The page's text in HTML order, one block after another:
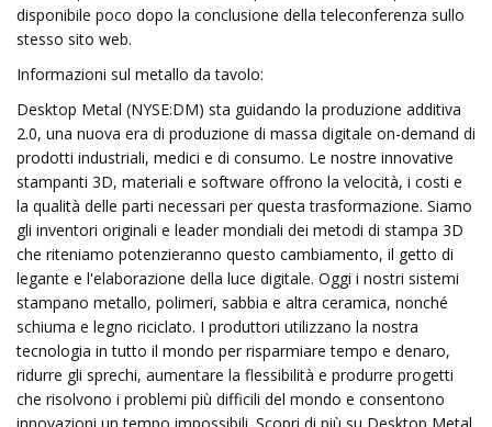
disponibile poco dopo la conclusione della teleconferenza sullo
stesso sito web.
Informazioni sul metallo da tavolo:
Desktop Metal (NYSE:DM) sta guidando la produzione additiva
2.0, una nuova era di produzione di massa digitale on-demand di
prodotti industriali, medici e di consumo. Le nostre innovative
stampanti 3D, materiali e software offrono la velocità, i costi e
la qualità delle parti necessari per questa trasformazione. Siamo
gli inventori originali e leader mondiali dei metodi di stampa 3D
che riteniamo potenzieranno questo cambiamento, il getto di
legante e l'elaborazione della luce digitale. Oggi i nostri sistemi
stampano metallo, polimeri, sabbia e altra ceramica, nonché
schiuma e legno riciclato. I produttori utilizzano la nostra
tecnologia in tutto il mondo per risparmiare tempo e denaro,
ridurre gli sprechi, aumentare la flessibilità e produrre progetti
che risolvono i problemi più difficili del mondo e consentono